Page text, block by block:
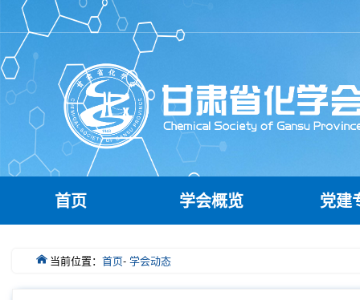
首页 学会概览 党建
当前位置： 首页- 学会动态